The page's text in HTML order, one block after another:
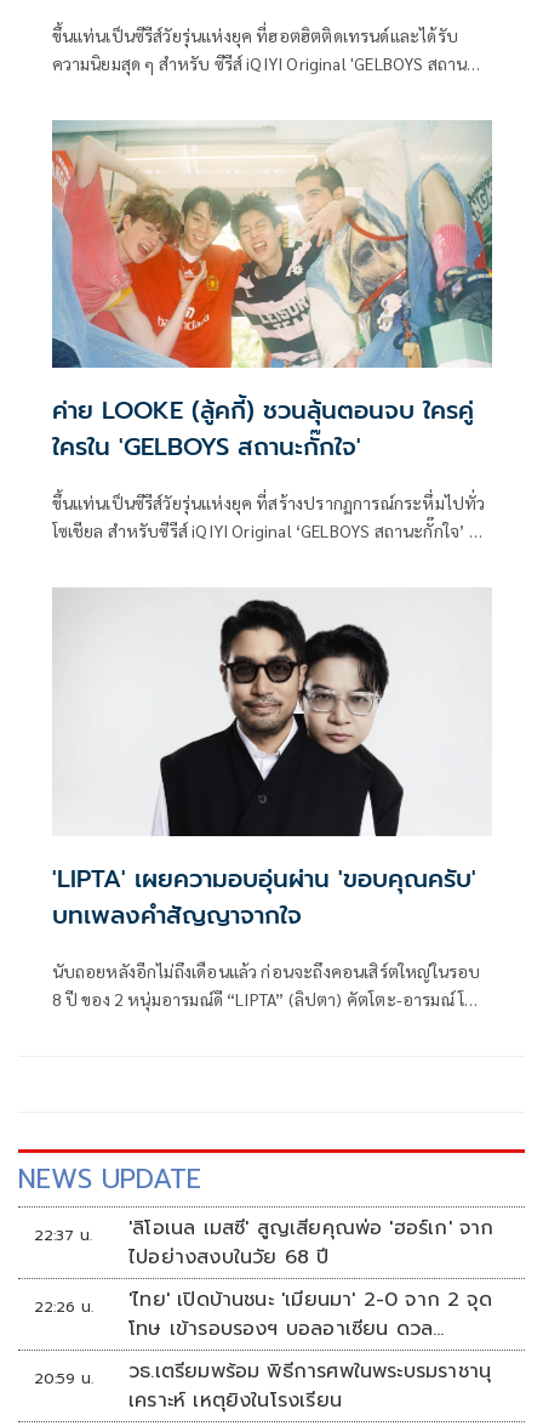
ขึ้นแท่นเป็นซีรีส์วัยรุ่นแห่งยุค ที่ฮอตฮิตติดเทรนด์และได้รับ
ความนิยมสุด ๆ สำหรับ ซีรีส์ iQIYI Original 'GELBOYS สถานะ
กระแสเจลบอยฟีเวอร์ไปทั่วประเทศ พร้อมทะยานสู่อันดับซีรีส์
ไทยที่มียอดรับชมสูงสุดอันดับ 1 ทุกสัปดาห์ที่ออกอากาศ
ค่าย LOOKE (ลู้คกี้) ชวนลุ้นตอนจบ ใครคู่
ใครใน 'GELBOYS สถานะกั๊กใจ'
ขึ้นแท่นเป็นซีรีส์วัยรุ่นแห่งยุค ที่สร้างปรากฏการณ์กระหึ่มไปทั่ว
โซเชียล สำหรับซีรีส์ iQIYI Original ‘GELBOYS สถานะกั๊กใจ’ ที่
ผ่านเรื่องราวความสัมพันธ์ และป๊อบคัลเจอร์
'LIPTA' เผยความอบอุ่นผ่าน 'ขอบคุณครับ'
บทเพลงคำสัญญาจากใจ
นับถอยหลังอีกไม่ถึงเดือนแล้ว ก่อนจะถึงคอนเสิร์ตใหญ่ในรอบ
8 ปี ของ 2 หนุ่มอารมณ์ดี “LIPTA” (ลิปตา) คัตโตะ-อารมณ์ โพธิ์
NEWS UPDATE
22:37 น.
'ลิโอเนล เมสซี' สูญเสียคุณพ่อ 'ฮอร์เก' จาก
ไปอย่างสงบในวัย 68 ปี
22:26 น.
'ไทย' เปิดบ้านชนะ 'เมียนมา' 2-0 จาก 2 จุด
โทษ เข้ารอบรองฯ บอลอาเซียน ดวล
'สิงคโปร์'
20:59 น.
วธ.เตรียมพร้อม พิธีการศพในพระบรมราชานุ
เคราะห์ เหตุยิงในโรงเรียน